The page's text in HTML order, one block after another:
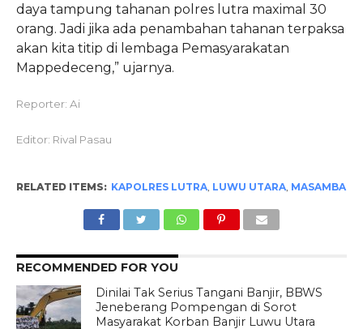
daya tampung tahanan polres lutra maximal 30
orang. Jadi jika ada penambahan tahanan terpaksa
akan kita titip di lembaga Pemasyarakatan
Mappedeceng,” ujarnya.
Reporter: Ai
Editor: Rival Pasau
RELATED ITEMS: KAPOLRES LUTRA, LUWU UTARA, MASAMBA
RECOMMENDED FOR YOU
Dinilai Tak Serius Tangani Banjir, BBWS
Jeneberang Pompengan di Sorot
Masyarakat Korban Banjir Luwu Utara